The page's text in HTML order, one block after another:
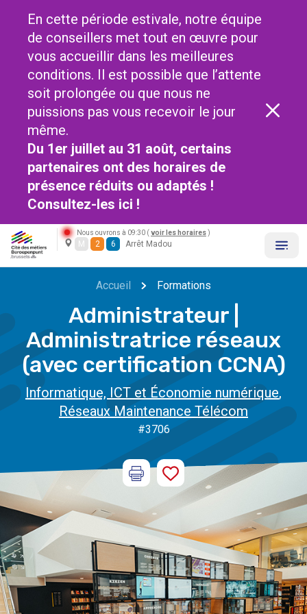
En cette période estivale, notre équipe
de conseillers met tout en œuvre pour
vous accueillir dans les meilleures
conditions. Il est possible que l’attente
soit prolongée ou que nous ne
puissions pas vous recevoir le jour
même.
Du 1er juillet au 31 août, certains
partenaires ont des horaires de
présence réduits ou adaptés !
Consultez-les ici !
Nous ouvrons à 09:30 ( voir les horaires )
M 2 6 Arrêt Madou
Accueil Formations
Administrateur |
Administratrice réseaux
(avec certification CCNA)
Informatique, ICT et Économie numérique,
Réseaux Maintenance Télécom
#3706